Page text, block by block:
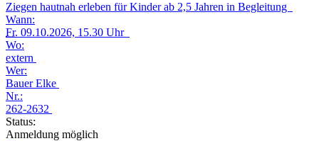
Ziegen hautnah erleben für Kinder ab 2,5 Jahren in Begleitung
Wann:
Fr. 09.10.2026, 15.30 Uhr
Wo:
extern
Wer:
Bauer Elke
Nr.:
262-2632
Status:
Anmeldung möglich